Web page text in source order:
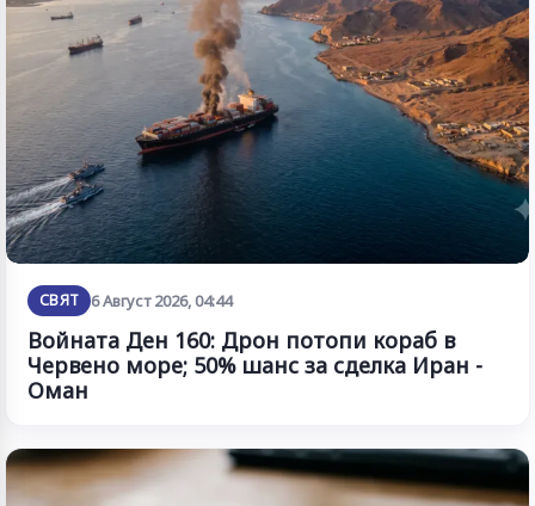
СВЯТ 6 Август 2026, 04:44
Войната Ден 160: Дрон потопи кораб в
Червено море; 50% шанс за сделка Иран -
Оман